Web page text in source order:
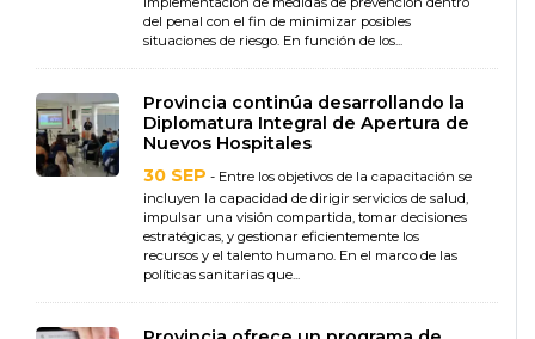
del penal con el fin de minimizar posibles
situaciones de riesgo. En función de los...
Provincia continúa desarrollando la
Diplomatura Integral de Apertura de
Nuevos Hospitales
30 SEP - Entre los objetivos de la capacitación se
incluyen la capacidad de dirigir servicios de salud,
impulsar una visión compartida, tomar decisiones
estratégicas, y gestionar eficientemente los
recursos y el talento humano. En el marco de las
políticas sanitarias que...